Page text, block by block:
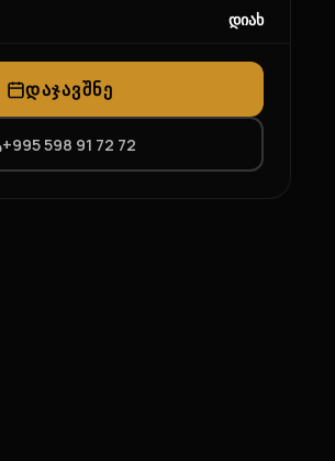
დიახ
ᲓᲐᲯᲐᲕᲨᲜᲔ
+995 598 91 72 72